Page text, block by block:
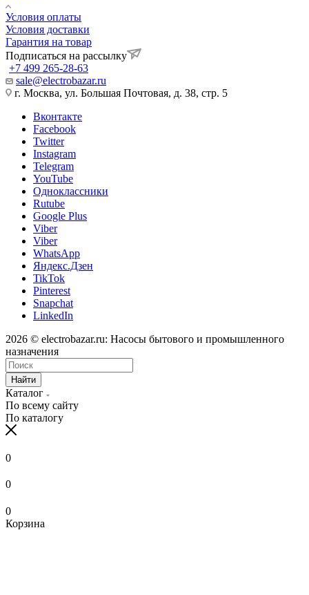
Условия оплаты
Условия доставки
Гарантия на товар
Подписаться на рассылку
+7 499 265-28-63
sale@electrobazar.ru
г. Москва, ул. Большая Почтовая, д. 38, стр. 5
Вконтакте
Facebook
Twitter
Instagram
Telegram
YouTube
Одноклассники
Rutube
Google Plus
Viber
Viber
WhatsApp
Яндекс.Дзен
TikTok
Pinterest
Snapchat
LinkedIn
2026 © electrobazar.ru: Насосы бытового и промышленного
назначения
Найти
Каталог
По всему сайту
По каталогу
0
0
0
Корзина